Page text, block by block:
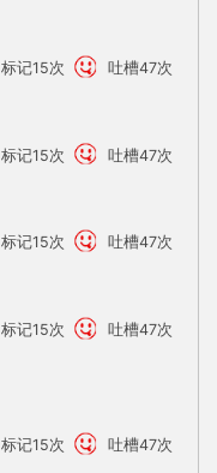
标记15次 吐槽47次
标记15次 吐槽47次
标记15次 吐槽47次
标记15次 吐槽47次
标记15次 吐槽47次